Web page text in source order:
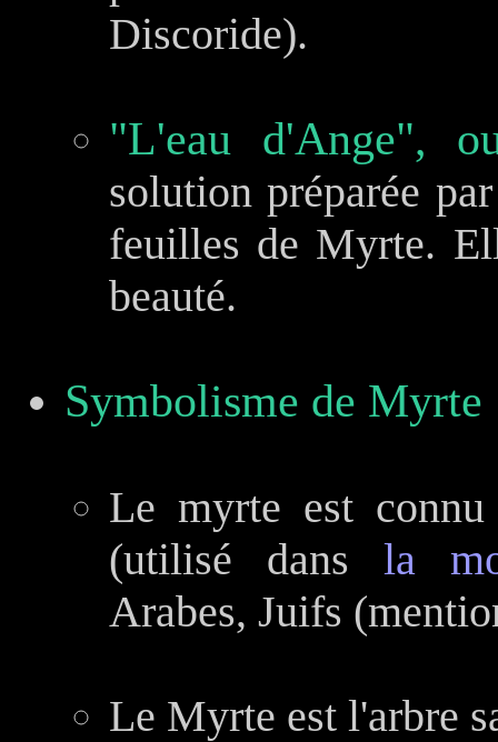
Discoride).
"L'eau d'Ange",
solution préparée
feuilles de Myrte.
beauté.
Symbolisme de Myrte
Le myrte est
(utilisé dans la
Arabes, Juifs
Le Myrte est l'arbre